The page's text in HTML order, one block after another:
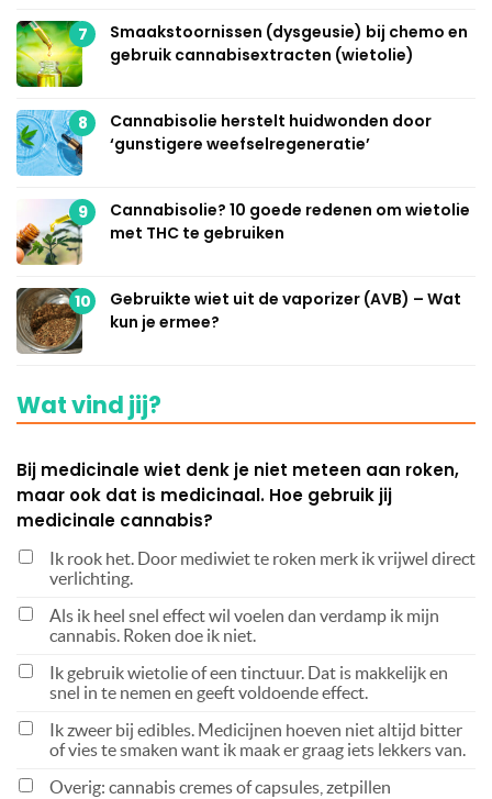
7
Smaakstoornissen (dysgeusie) bij chemo en
gebruik cannabisextracten (wietolie)
8
Cannabisolie herstelt huidwonden door
‘gunstigere weefselregeneratie’
9
Cannabisolie? 10 goede redenen om wietolie
met THC te gebruiken
10
Gebruikte wiet uit de vaporizer (AVB) – Wat
kun je ermee?
Wat vind jij?
Bij medicinale wiet denk je niet meteen aan roken,
maar ook dat is medicinaal. Hoe gebruik jij
medicinale cannabis?
Ik rook het. Door mediwiet te roken merk ik vrijwel direct
verlichting.
Als ik heel snel effect wil voelen dan verdamp ik mijn
cannabis. Roken doe ik niet.
Ik gebruik wietolie of een tinctuur. Dat is makkelijk en
snel in te nemen en geeft voldoende effect.
Ik zweer bij edibles. Medicijnen hoeven niet altijd bitter
of vies te smaken want ik maak er graag iets lekkers van.
Overig: cannabis cremes of capsules, zetpillen